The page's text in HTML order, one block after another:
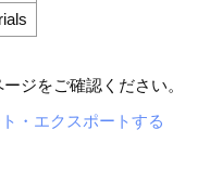
ジをご確認ください。
・エクスポートする